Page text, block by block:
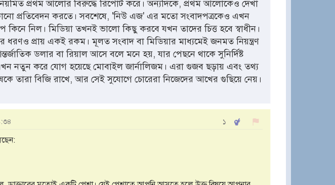
প্রথম আলোর বিরুদ্ধে রিপোর্ট করে। অন্যদিকে, প্রথম আলোকেও দেখা
কোনো প্রতিবেদন করতে। সবশেষে, 'নিউ এজ' এর মতো সংবাদপত্রকেও এখন
কিনে নিল। মিডিয়া তখনই ভালো কিছু করবে যখন তাদের চিত্ত হবে স্বাধীন।
ধরণও প্রায় একই রকম। মূলত সংবাদ বা মিডিয়ার মাধ্যমেই জনমত নিয়ন্ত্রণ
ডলার বা রিয়াল আসে বলে মনে হয়, যার পেছনে থাকে সুনির্দিষ্ট
নতুন করে যোগ হয়েছে মোবাইল জার্নালিজম। এরা গুজব ছড়ায় এবং তথ্য
তারা বিজি রাখে, আর সেই সুযোগে চোরেরা নিজেদের আখের গুছিয়ে নেয়।
১